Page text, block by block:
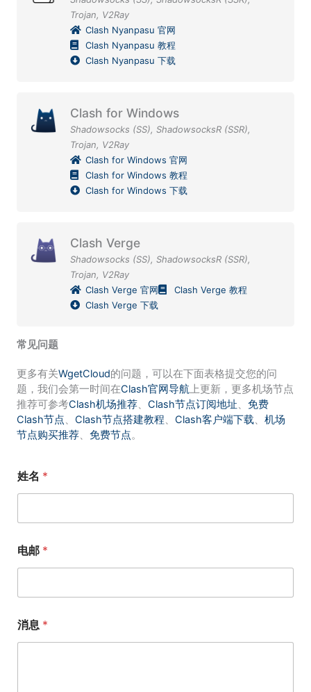
Trojan, V2Ray
Clash Nyanpasu 官网
Clash Nyanpasu 教程
Clash Nyanpasu 下载
Clash for Windows
Shadowsocks (SS), ShadowsocksR (SSR),
Trojan, V2Ray
Clash for Windows 官网
Clash for Windows 教程
Clash for Windows 下载
Clash Verge
Shadowsocks (SS), ShadowsocksR (SSR),
Trojan, V2Ray
Clash Verge 官网
Clash Verge 教程
Clash Verge 下载
常见问题
更多有关WgetCloud的问题，可以在下面表格提交您的问
题，我们会第一时间在Clash官网导航上更新，更多机场节点
推荐可参考Clash机场推荐、 Clash节点订阅地址、 免费
Clash节点、 Clash节点搭建教程、 Clash客户端下载、 机场
节点购买推荐、 免费节点。
姓名 *
电邮 *
消息 *